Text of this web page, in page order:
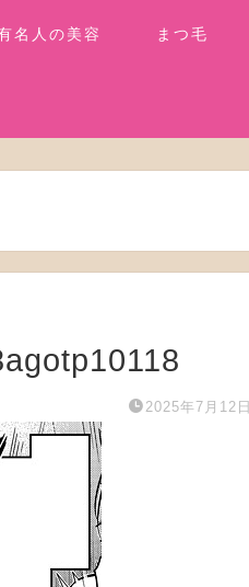
名人の美容 まつ毛
2025年7月12日